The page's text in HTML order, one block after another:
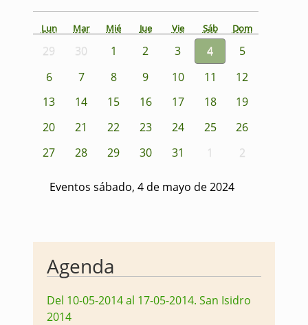
Lun Mar Mié Jue Vie Sáb Dom
29 30 1 2 3 4
5
6
7 8 9 10 11
12
13
14 15 16 17 18
19
20
21 22 23 24 25
26
27
28 29 30 31 1 2
Eventos sábado, 4 de mayo de 2024
Agenda
Del 10-05-2014 al 17-05-2014. San Isidro
2014